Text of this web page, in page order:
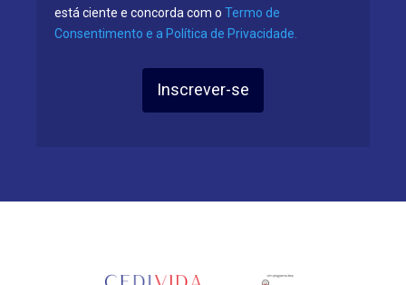
está ciente e concorda com o Termo de
Consentimento e a Política de Privacidade.
Inscrever-se